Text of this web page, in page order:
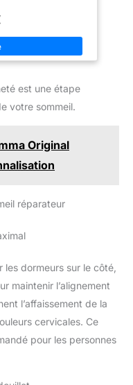
Écologique – Housse
de la peau, idéale
Pratique Lavable –
pour un entretien facile,
être – Convient aux
offre un confort
est une étape
votre sommeil.
Original
réparateur
dormeurs sur le côté,
maintenir l’alignement
l’affaissement de la
cervicales. Ce
pour les personnes